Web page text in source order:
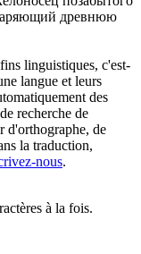
древнюю
linguistiques, c'est-
langue et leurs
des
recherche de
d'orthographe, de
la traduction,
nous.
à la fois.